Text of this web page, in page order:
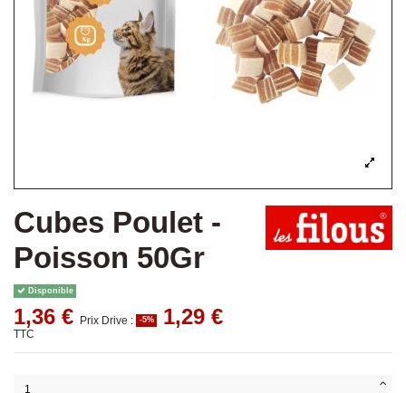
Cubes Poulet -
Poisson 50Gr
Disponible
1,36 € Prix Drive : -5% 1,29 €
TTC